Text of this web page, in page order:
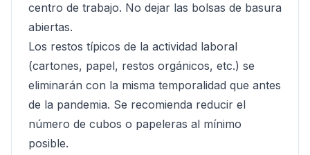
centro de trabajo. No dejar las bolsas de basura
abiertas.
Los restos típicos de la actividad laboral
(cartones, papel, restos orgánicos, etc.) se
eliminarán con la misma temporalidad que antes
de la pandemia. Se recomienda reducir el
número de cubos o papeleras al mínimo
posible.